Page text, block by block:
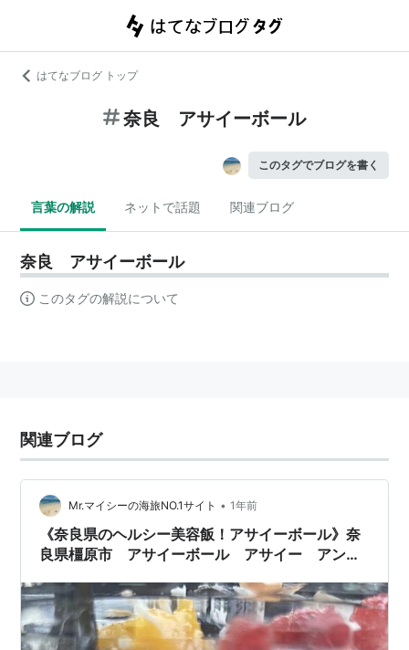
はてなブログ トップ
奈良 アサイーボール
このタグでブログを書く
言葉の解説 ネットで話題 関連ブログ
奈良 アサイーボール
このタグの解説について
関連ブログ
Mr.マイシーの海旅NO.1サイト • 1年前
《奈良県のヘルシー美容飯！アサイーボール》奈
良県橿原市 アサイーボール アサイー アンチ
リア